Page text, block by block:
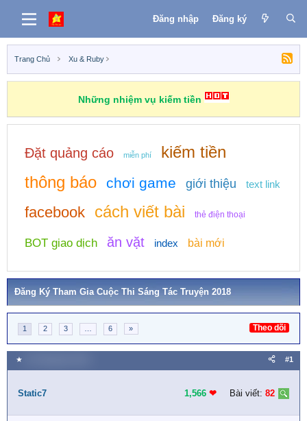
Đăng nhập Đăng ký
Trang Chủ Xu & Ruby
Những nhiệm vụ kiếm tiền
Đặt quảng cáo miễn phí
kiếm tiền
thông báo
chơi game giới thiệu text link
facebook cách viết bài thẻ điện thoại
BOT giao dịch ăn vặt index bài mới
Đăng Ký Tham Gia Cuộc Thi Sáng Tác Truyện 2018
1 2 3 6 » Theo dõi
★ #1
Static7 1,566 ❤︎ Bài viết: 82